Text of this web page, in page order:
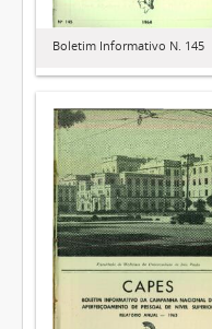
Boletim Informativo N. 145